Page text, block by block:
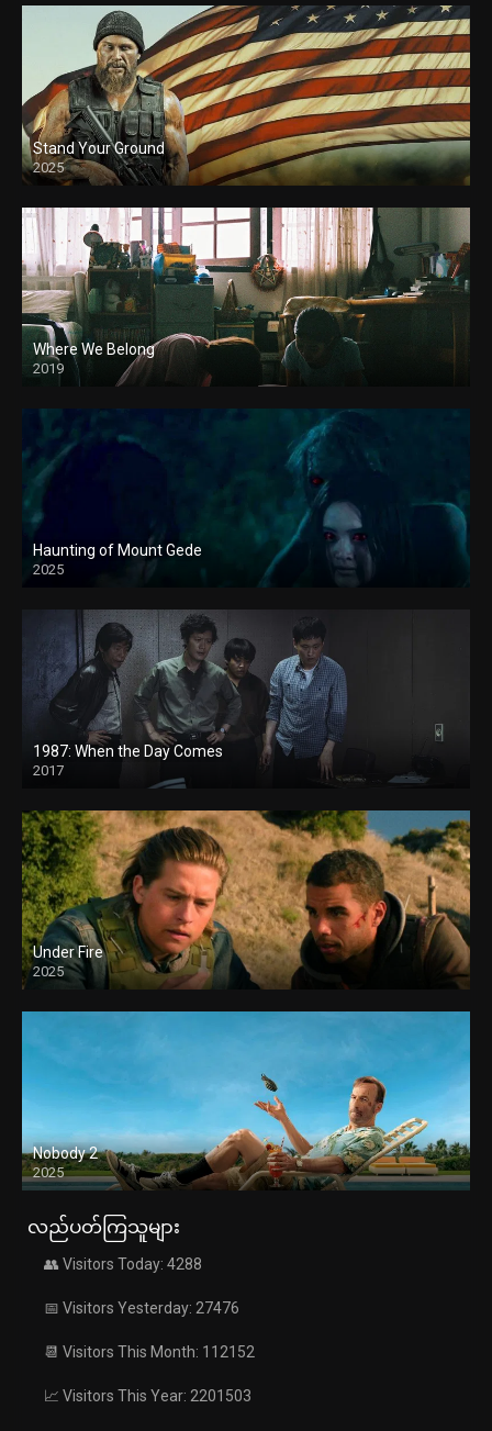
Stand Your Ground
2025
Where We Belong
2019
Haunting of Mount Gede
2025
1987: When the Day Comes
2017
Under Fire
2025
Nobody 2
2025
လည်ပတ်ကြသူများ
👥 Visitors Today: 4288
📅 Visitors Yesterday: 27476
📆 Visitors This Month: 112152
📈 Visitors This Year: 2201503